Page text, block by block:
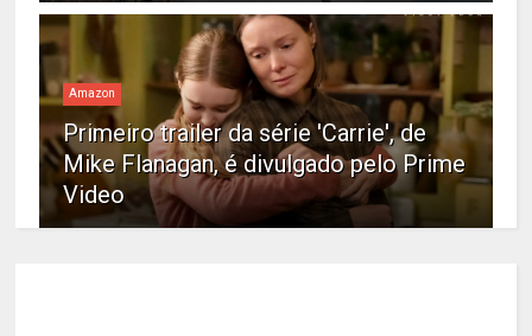
Amazon
Primeiro trailer da série 'Carrie', de
Mike Flanagan, é divulgado pelo Prime
Video